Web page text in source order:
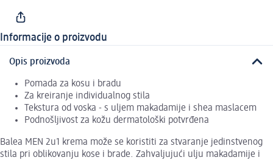
Informacije o proizvodu
Opis proizvoda
Pomada za kosu i bradu
Za kreiranje individualnog stila
Tekstura od voska - s uljem makadamije i shea maslacem
Podnošljivost za kožu dermatološki potvrđena
Balea MEN 2u1 krema može se koristiti za stvaranje jedinstvenog
stila pri oblikovanju kose i brade. Zahvaljujući ulju makadamije i